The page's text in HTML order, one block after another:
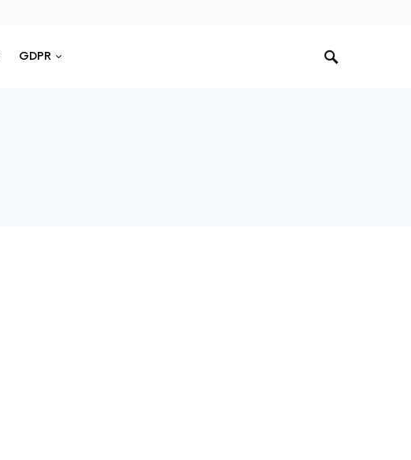
GDPR